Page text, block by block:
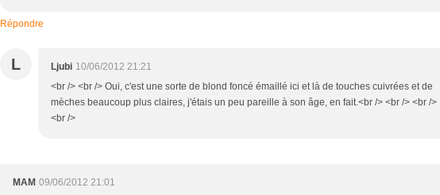
Répondre
L Ljubi 10/06/2012 21:21
<br /> <br /> Oui, c'est une sorte de blond foncé émaillé ici et là de touches cuivrées et de
mèches beaucoup plus claires, j'étais un peu pareille à son âge, en fait.<br /> <br /> <br />
<br />
MAM 09/06/2012 21:01